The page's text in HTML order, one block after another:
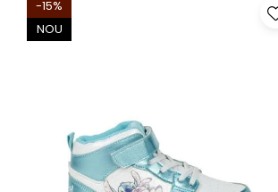
-15%
NOU